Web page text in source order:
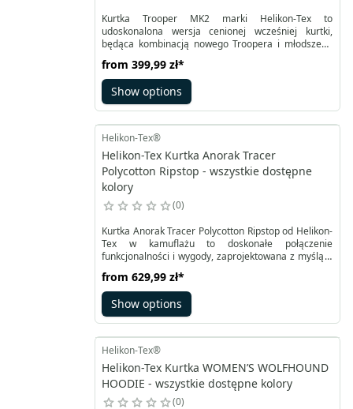
Kurtka Trooper MK2 marki Helikon-Tex to
udoskonalona wersja cenionej wcześniej kurtki,
będąca kombinacją nowego Troopera i młodszego
outdoorowa o praktycznym kroju i precyzyjnie
dostosowanej rozmiarówce. Dzięki lekko
elastycznemu materiałowi głównemu nie ogranicza
ruchów, co sprawia, że doskonale sprawdza się
swoje wojskowe dziedzictwo poprzez rzepy na
ramionach, stawiając jednocześnie na
funkcjonalność.
from 399,99 zł*
Show options
Helikon-Tex®
Helikon-Tex Kurtka Anorak Tracer
Polycotton Ripstop - wszystkie dostępne
kolory
0
Kurtka Anorak Tracer Polycotton Ripstop od Helikon-
Tex w kamuflażu to doskonałe połączenie
funkcjonalności i wygody, zaprojektowana z myślą o
Woodsman, oferuje ulepszone właściwości. W
odróżnieniu od poprzednich modeli, cały materiał
kurtki jest jednolity – bez softshellu na plecach – co
podnosi skuteczność maskowania.
from 629,99 zł*
Show options
Helikon-Tex®
Helikon-Tex Kurtka WOMEN’S WOLFHOUND
HOODIE - wszystkie dostępne kolory
0